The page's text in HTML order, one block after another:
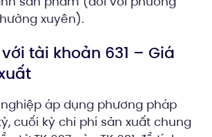
xuyên).
tài khoản 631 – Giá
áp dụng phương pháp
cuối kỳ chi phí sản xuất chung